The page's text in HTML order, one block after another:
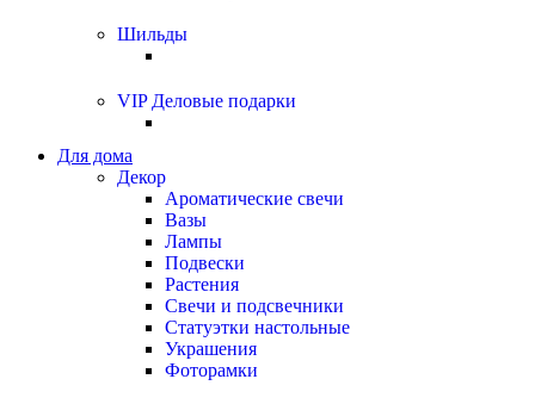
Шильды
VIP Деловые подарки
Для дома
Декор
Ароматические свечи
Вазы
Лампы
Подвески
Растения
Свечи и подсвечники
Статуэтки настольные
Украшения
Фоторамки